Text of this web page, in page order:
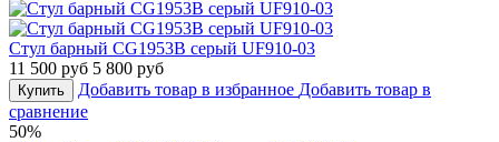
Стул барный CG1953B серый UF910-03
11 500 руб 5 800 руб
Купить Добавить товар в избранное Добавить товар в
сравнение
50%